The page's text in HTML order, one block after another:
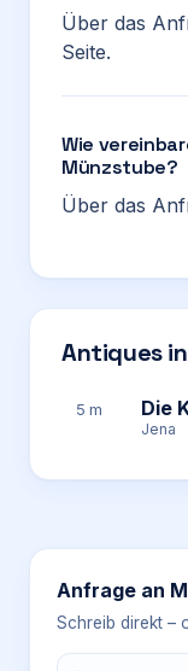
Über das
Seite.
Wie
Münzstube?
Über das
Antiques
5 m Die
Jena
Anfrage an
Schreib direkt –